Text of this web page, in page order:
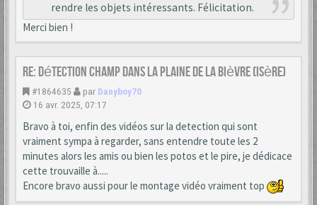
rendre les objets intéressants. Félicitation.
Merci bien !
Re: Détection champ dans la Plaine de la Bièvre (Isère)
#1864635 par Danyboy70
16 avr. 2025, 07:17
Bravo à toi, enfin des vidéos sur la detection qui sont
vraiment sympa à regarder, sans entendre toute les 2
minutes alors les amis ou bien les potos et le pire, je dédicace
cette trouvaille à.....
Encore bravo aussi pour le montage vidéo vraiment top